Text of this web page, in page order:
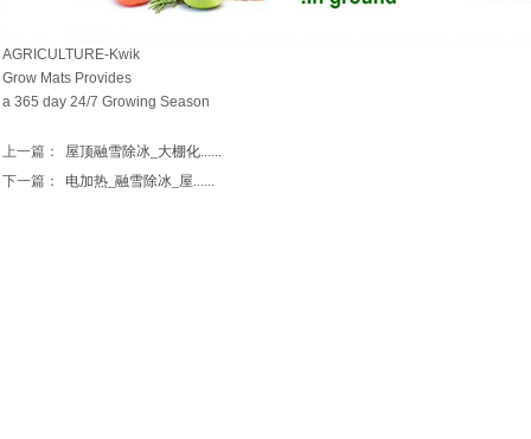
AGRICULTURE-Kwik
Grow Mats Provides
a 365 day 24/7 Growing Season
上一篇：
屋顶融雪除冰_大棚化......
下一篇：
电加热_融雪除冰_屋......